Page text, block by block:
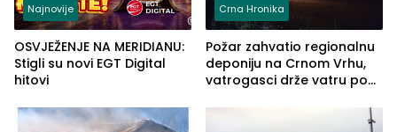
Najnovije
OSVJEŽENJE NA MERIDIANU:
Stigli su novi EGT Digital
hitovi
Crna Hronika
Požar zahvatio regionalnu
deponiju na Crnom Vrhu,
vatrogasci drže vatru pod